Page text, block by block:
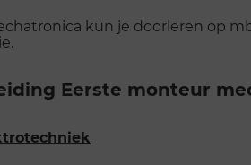
kun je doorleren op
Eerste monteur